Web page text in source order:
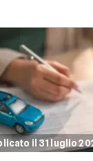
il 31 luglio